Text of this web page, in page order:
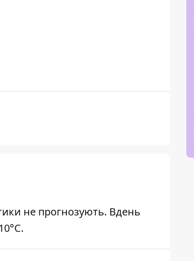
не прогнозують. Вдень